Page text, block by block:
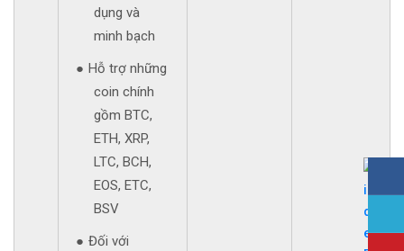
dụng và
minh bạch
Hỗ trợ những
coin chính
gồm BTC,
ETH, XRP,
LTC, BCH,
EOS, ETC,
BSV
Đối với